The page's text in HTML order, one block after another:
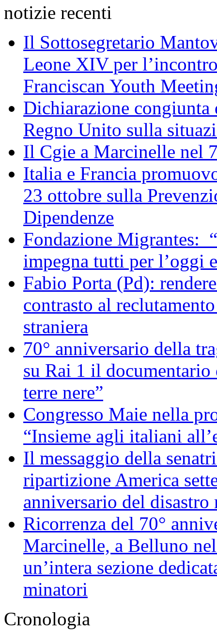
notizie recenti
Il Sottosegretario
Leone XIV per
Franciscan Youth
Dichiarazione
Regno Unito sulla
Il Cgie a Marcinelle nel
Italia e Francia
23 ottobre sulla
Dipendenze
Fondazione Migrantes:
impegna tutti per l’oggi
Fabio Porta (Pd):
contrasto al
straniera
70° anniversario della
su Rai 1 il
terre nere”
Congresso Maie nella
“Insieme agli italiani
Il messaggio della
ripartizione America
anniversario del
Ricorrenza del 70°
Marcinelle, a Belluno
un’intera sezione
minatori
Cronologia